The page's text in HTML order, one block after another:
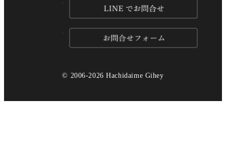
儀兵衛のお供
特集コンテンツ
© 2006-2026 Hachidaime Gihey